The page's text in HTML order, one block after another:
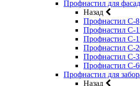
Профнастил для
Назад
Профнастил С-8
Профнастил С-
Профнастил С-
Профнастил С-
Профнастил С-
Профнастил С-
Профнастил для
Назад